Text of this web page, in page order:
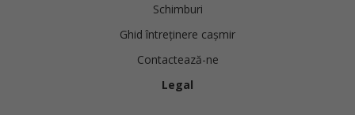
Schimburi
Ghid întreținere cașmir
Contactează-ne
Legal